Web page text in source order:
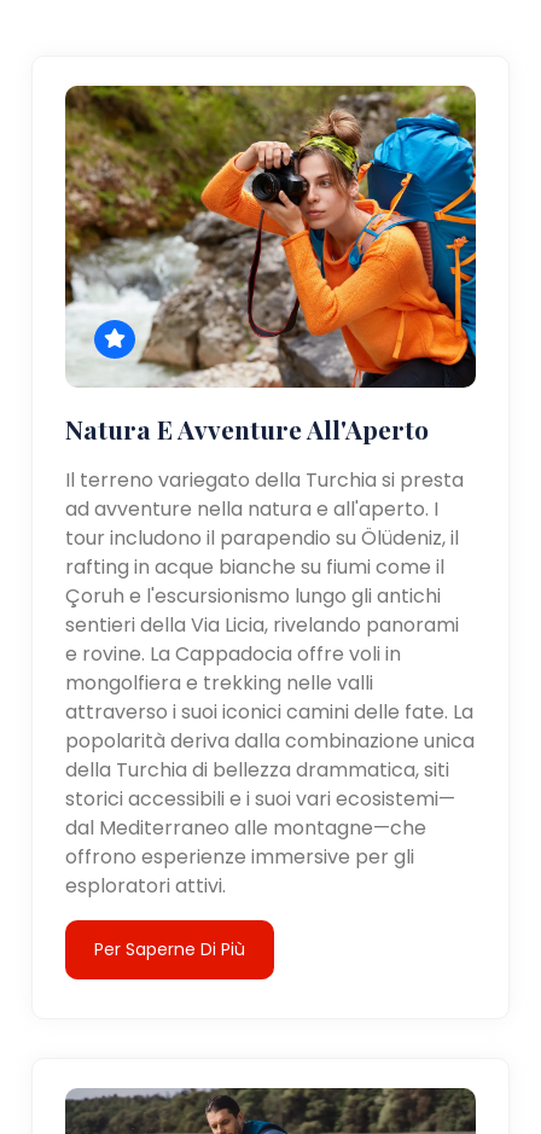
Natura E Avventure All'Aperto
Il terreno variegato della Turchia si presta
ad avventure nella natura e all'aperto. I
tour includono il parapendio su Ölüdeniz, il
rafting in acque bianche su fiumi come il
Çoruh e l'escursionismo lungo gli antichi
sentieri della Via Licia, rivelando panorami
e rovine. La Cappadocia offre voli in
mongolfiera e trekking nelle valli
attraverso i suoi iconici camini delle fate. La
popolarità deriva dalla combinazione unica
della Turchia di bellezza drammatica, siti
storici accessibili e i suoi vari ecosistemi—
dal Mediterraneo alle montagne—che
offrono esperienze immersive per gli
esploratori attivi.
Per Saperne Di Più